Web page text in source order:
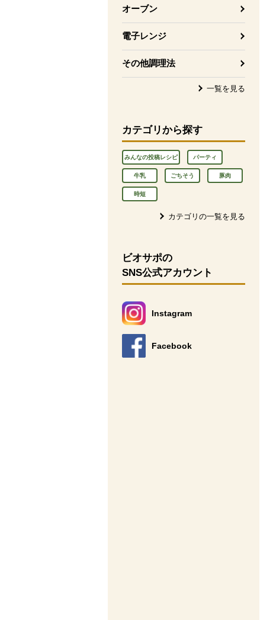
オーブン
電子レンジ
その他調理法
一覧を見る
カテゴリから探す
みんなの投稿レシピ パーティ
牛乳 ごちそう 豚肉
時短
カテゴリの一覧を見る
ビオサポの
SNS公式アカウント
Instagram
別のウィンドウで開きます。
Facebook
別のウィンドウで開きます。